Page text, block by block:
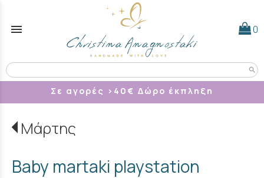
menu 0
search
Σε αγορές >40 € Δώρο έκπληξη
Μάρτης
Baby martaki playstation